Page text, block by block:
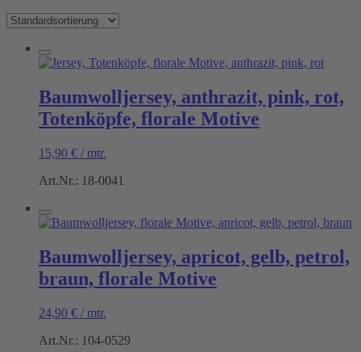
Baumwolljersey, anthrazit, pink, rot,
Totenköpfe, florale Motive
15,90 € / mtr.
Art.Nr.: 18-0041
Baumwolljersey, apricot, gelb, petrol,
braun, florale Motive
24,90 € / mtr.
Art.Nr.: 104-0529